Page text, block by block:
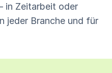
in Zeitarbeit oder
jeder Branche und für